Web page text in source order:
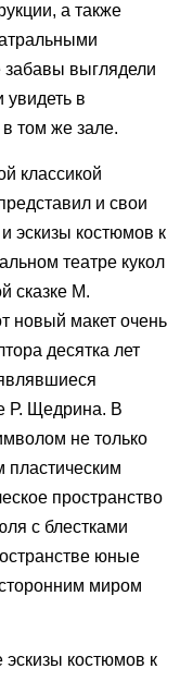
а также
забавы выглядели
увидеть в
том же зале.
классикой
и свои
эскизы костюмов к
театре кукол
сказке М.
новый макет очень
десятка лет
Р. Щедрина. В
не только
пластическим
пространство
с блестками
юные
миром
костюмов к